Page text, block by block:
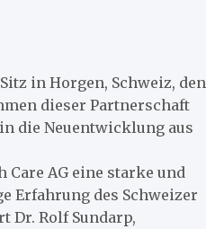
in Horgen, Schweiz, den
dieser Partnerschaft
die Neuentwicklung aus
AG eine starke und
Erfahrung des Schweizer
Dr. Rolf Sundarp,